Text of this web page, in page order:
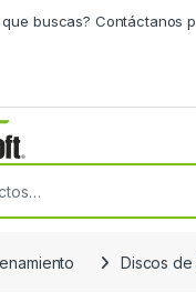
buscas? Contáctanos
Discos de